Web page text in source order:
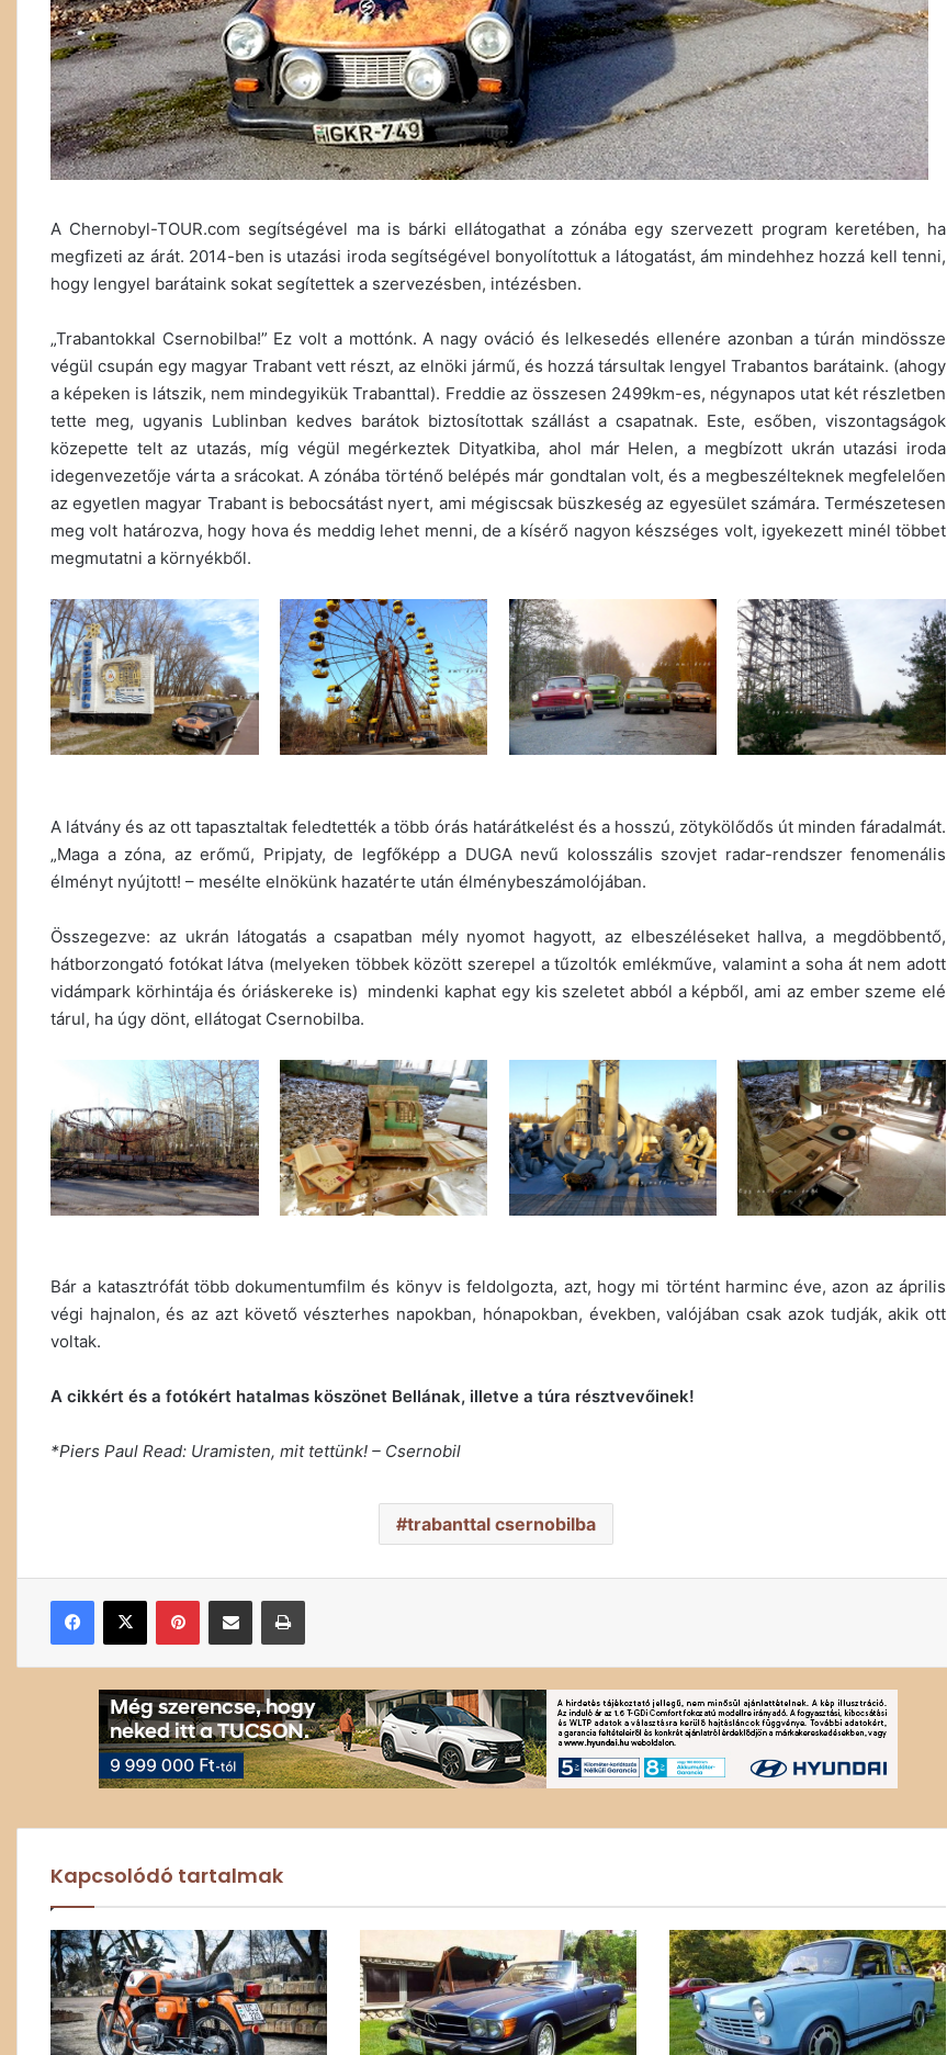
A Chernobyl-TOUR.com segítségével ma is bárki ellátogathat a zónába egy szervezett program keretében, ha
megfizeti az árát. 2014-ben is utazási iroda segítségével bonyolítottuk a látogatást, ám mindehhez hozzá kell tenni,
hogy lengyel barátaink sokat segítettek a szervezésben, intézésben.
„Trabantokkal Csernobilba!” Ez volt a mottónk. A nagy ováció és lelkesedés ellenére azonban a túrán mindössze
végül csupán egy magyar Trabant vett részt, az elnöki jármű, és hozzá társultak lengyel Trabantos barátaink. (ahogy
a képeken is látszik, nem mindegyikük Trabanttal). Freddie az összesen 2499km-es, négynapos utat két részletben
tette meg, ugyanis Lublinban kedves barátok biztosítottak szállást a csapatnak. Este, esőben, viszontagságok
közepette telt az utazás, míg végül megérkeztek Dityatkiba, ahol már Helen, a megbízott ukrán utazási iroda
idegenvezetője várta a srácokat. A zónába történő belépés már gondtalan volt, és a megbeszélteknek megfelelően
az egyetlen magyar Trabant is bebocsátást nyert, ami mégiscsak büszkeség az egyesület számára. Természetesen
meg volt határozva, hogy hova és meddig lehet menni, de a kísérő nagyon készséges volt, igyekezett minél többet
megmutatni a környékből.
A látvány és az ott tapasztaltak feledtették a több órás határátkelést és a hosszú, zötykölődős út minden fáradalmát.
„Maga a zóna, az erőmű, Pripjaty, de legfőképp a DUGA nevű kolosszális szovjet radar-rendszer fenomenális
élményt nyújtott! – mesélte elnökünk hazatérte után élménybeszámolójában.
Összegezve: az ukrán látogatás a csapatban mély nyomot hagyott, az elbeszéléseket hallva, a megdöbbentő,
hátborzongató fotókat látva (melyeken többek között szerepel a tűzoltók emlékműve, valamint a soha át nem adott
vidámpark körhintája és óriáskereke is) mindenki kaphat egy kis szeletet abból a képből, ami az ember szeme elé
tárul, ha úgy dönt, ellátogat Csernobilba.
Bár a katasztrófát több dokumentumfilm és könyv is feldolgozta, azt, hogy mi történt harminc éve, azon az április
végi hajnalon, és az azt követő vészterhes napokban, hónapokban, években, valójában csak azok tudják, akik ott
voltak.
A cikkért és a fotókért hatalmas köszönet Bellának, illetve a túra résztvevőinek!
*Piers Paul Read: Uramisten, mit tettünk! – Csernobil
trabanttal csernobilba
Facebook
X PinterestMegosztás email-ben Nyomtatás
Kapcsolódó tartalmak